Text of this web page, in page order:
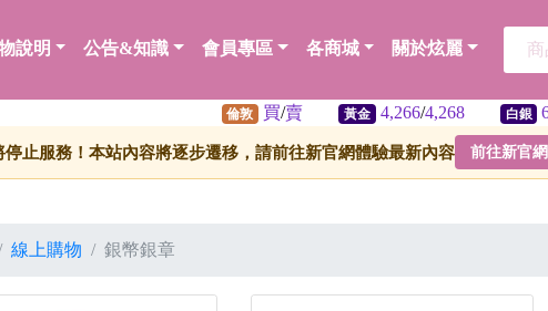
說明 公告&知識 會員專區 各商城 關於炫麗
黃金 4,266 4,268 白銀 62.01 62.26
停止服務！本站內容將逐步遷移，請前往新官網體驗最新內容 前往新官網
線上購物 銀幣銀章